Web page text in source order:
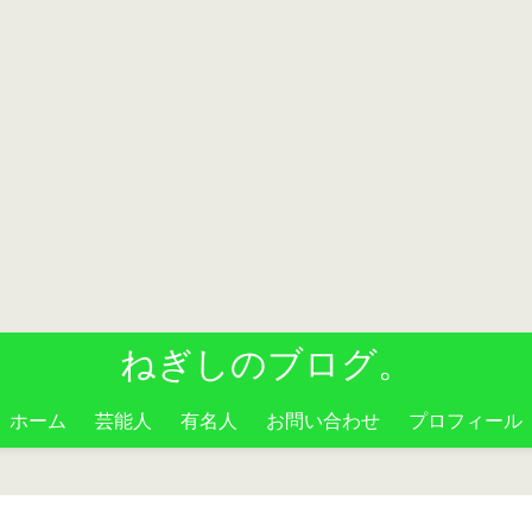
ねぎしのブログ。
ホーム 芸能人 有名人 お問い合わせ プロフィール